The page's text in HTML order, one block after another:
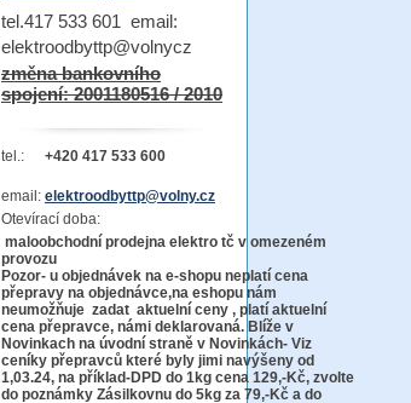
tel.417 533 601 email:
elektroodbyttp@volnycz
změna bankovního
spojení: 2001180516 / 2010
tel.: +420 417 533 600
email: elektroodbyttp@volny.cz
Otevírací doba:
maloobchodní prodejna elektro tč v omezeném
provozu
Pozor- u objednávek na e-shopu neplatí cena
přepravy na objednávce,na eshopu nám
neumožňuje zadat aktuelní ceny , platí aktuelní
cena přepravce, námi deklarovaná. Blíže v
Novinkach na úvodní straně v Novinkách- Viz
ceníky přepravců které byly jimi navýšeny od
1,03.24, na příklad-DPD do 1kg cena 129,-Kč, zvolte
do poznámky Zásilkovnu do 5kg za 79,-Kč a do